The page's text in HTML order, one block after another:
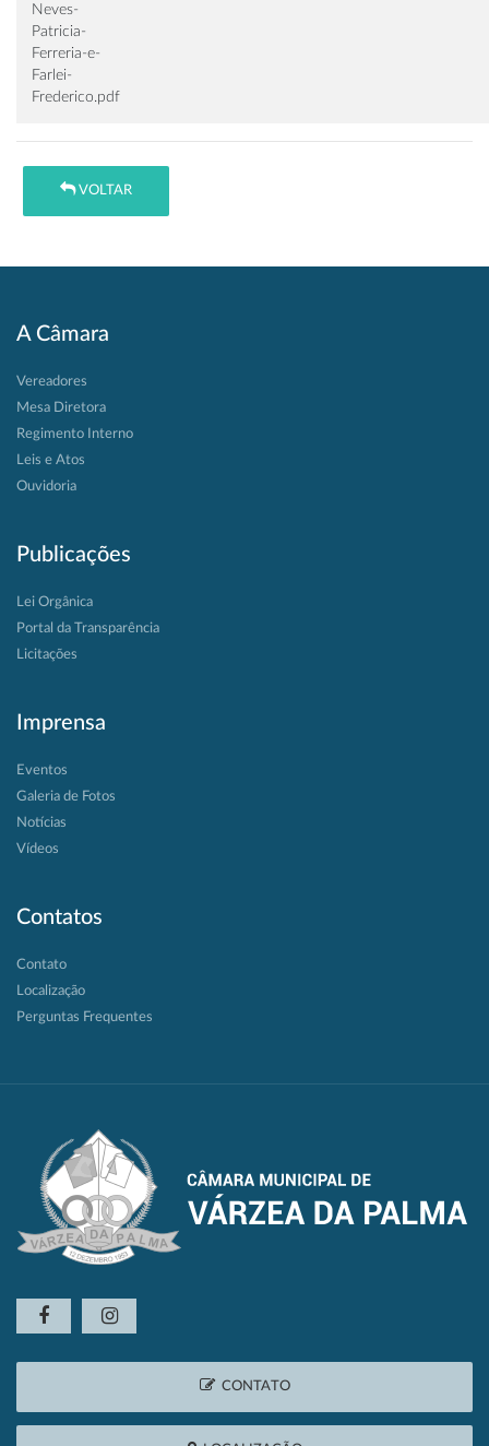
Neves-
Patricia-
Ferreria-e-
Farlei-
Frederico.pdf
VOLTAR
A Câmara
Vereadores
Mesa Diretora
Regimento Interno
Leis e Atos
Ouvidoria
Publicações
Lei Orgânica
Portal da Transparência
Licitações
Imprensa
Eventos
Galeria de Fotos
Notícias
Vídeos
Contatos
Contato
Localização
Perguntas Frequentes
CONTATO